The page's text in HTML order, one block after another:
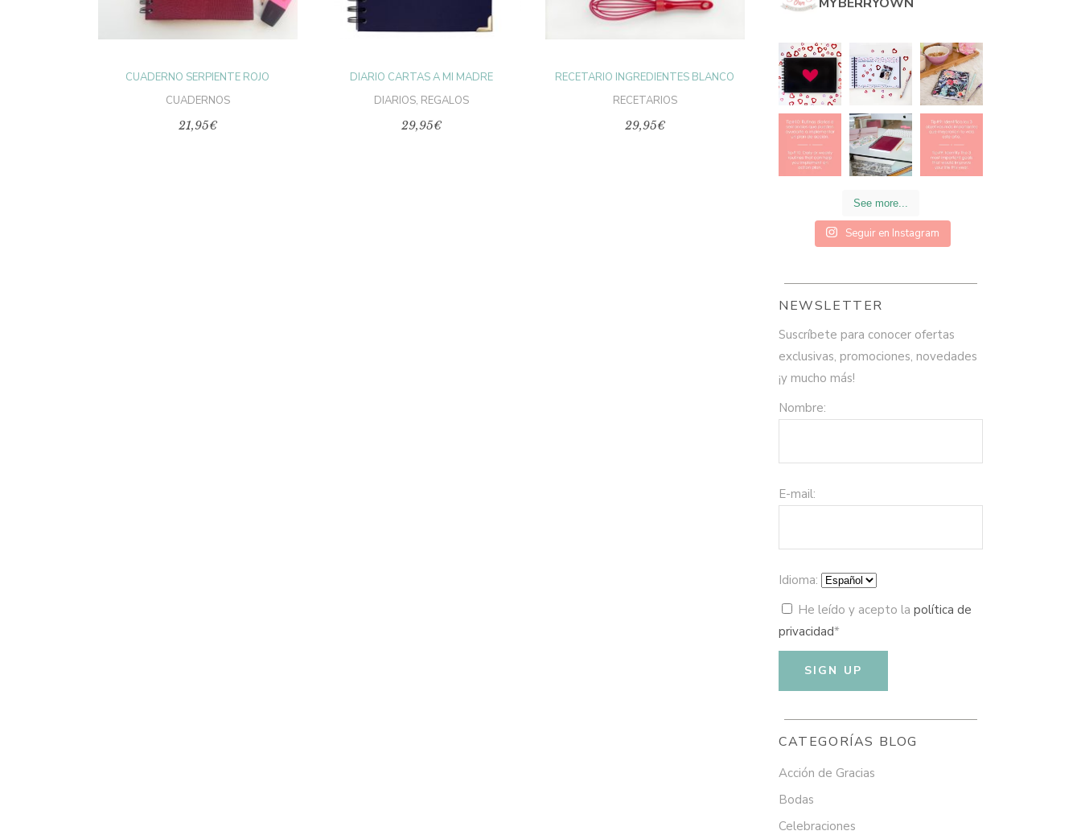
CUADERNO SERPIENTE ROJO
CUADERNOS
21,95€
DIARIO CARTAS A MI MADRE
DIARIOS, REGALOS
29,95€
producto
RECETARIO INGREDIENTES BLANCO
RECETARIOS
29,95€
See more...
Seguir en Instagram
NEWSLETTER
Suscríbete para conocer ofertas
exclusivas, promociones, novedades
¡y mucho más!
Nombre:
E-mail:
Idioma:
He leído y acepto la política de
privacidad*
CATEGORÍAS BLOG
Acción de Gracias
Bodas
Celebraciones